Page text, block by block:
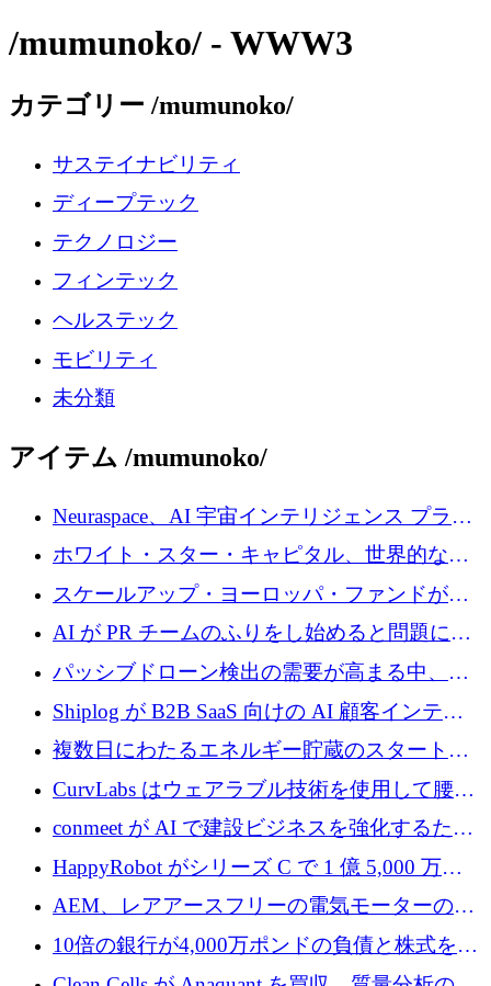
/mumunoko/ - WWW3
カテゴリー /mumunoko/
サステイナビリティ
ディープテック
テクノロジー
フィンテック
ヘルステック
モビリティ
未分類
アイテム /mumunoko/
Neuraspace、AI 宇宙インテリジェンス プラッ
トフォームの拡大に 1,560 万ユーロを投資
ホワイト・スター・キャピタル、世界的なス
タートアップをシリーズAからBまで支援する
ために2億5,000万ドルのファンドIVを閉鎖
スケールアップ・ヨーロッパ・ファンドが初
の投資を行い、Iceeyeの10億ユーロのラウンド
を共同主導
AI が PR チームのふりをし始めると問題にな
ります
パッシブドローン検出の需要が高まる中、
Monava が資金調達ラウンドを終了
Shiplog が B2B SaaS 向けの AI 顧客インテリ
ジェンスを構築するために 100 万ドルを調達
複数日にわたるエネルギー貯蔵のスタートア
ップ、Ore Energy が新たな投資ラウンドで
4,300 万ドルを獲得
CurvLabs はウェアラブル技術を使用して腰痛
治療をどのように再考しているか
conmeet が AI で建設ビジネスを強化するため
に 600 万ユーロを調達
HappyRobot がシリーズ C で 1 億 5,000 万ド
ルを獲得し、企業運営向けにエージェント AI
AEM、レアアースフリーの電気モーターの革
新を加速するために1,600万ポンドを確保
10倍の銀行が4,000万ポンドの負債と株式を調
達